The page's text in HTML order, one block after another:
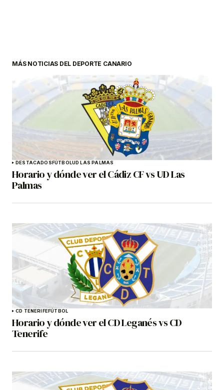
MÁS NOTICIAS DEL DEPORTE CANARIO
DESTACADOSFÚTBOLUD LAS PALMAS
Horario y dónde ver el Cádiz CF vs UD Las
Palmas
CD TENERIFEFÚTBOL
Horario y dónde ver el CD Leganés vs CD
Tenerife